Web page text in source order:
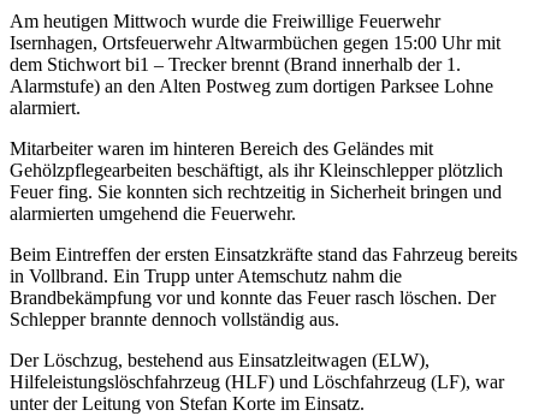
Am heutigen Mittwoch wurde die Freiwillige Feuerwehr
Isernhagen, Ortsfeuerwehr Altwarmbüchen gegen 15:00 Uhr mit
dem Stichwort bi1 – Trecker brennt (Brand innerhalb der 1.
Alarmstufe) an den Alten Postweg zum dortigen Parksee Lohne
alarmiert.
Mitarbeiter waren im hinteren Bereich des Geländes mit
Gehölzpflegearbeiten beschäftigt, als ihr Kleinschlepper plötzlich
Feuer fing. Sie konnten sich rechtzeitig in Sicherheit bringen und
alarmierten umgehend die Feuerwehr.
Beim Eintreffen der ersten Einsatzkräfte stand das Fahrzeug bereits
in Vollbrand. Ein Trupp unter Atemschutz nahm die
Brandbekämpfung vor und konnte das Feuer rasch löschen. Der
Schlepper brannte dennoch vollständig aus.
Der Löschzug, bestehend aus Einsatzleitwagen (ELW),
Hilfeleistungslöschfahrzeug (HLF) und Löschfahrzeug (LF), war
unter der Leitung von Stefan Korte im Einsatz.